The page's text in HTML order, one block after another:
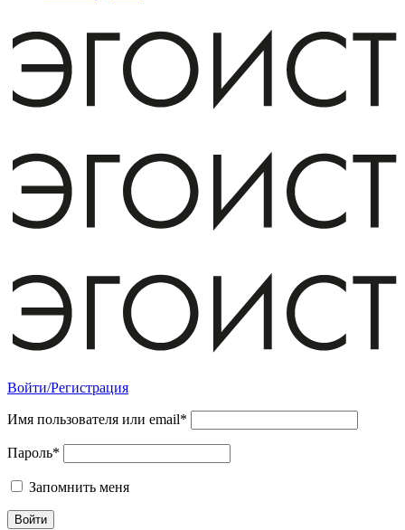
Войти/Регистрация
Имя пользователя или email*
Пароль*
Запомнить меня